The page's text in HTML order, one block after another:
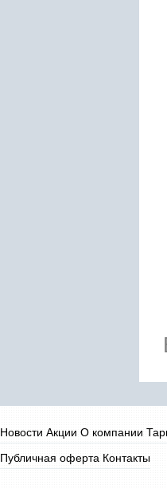
Новости Акции О компании
Публичная оферта Контакты